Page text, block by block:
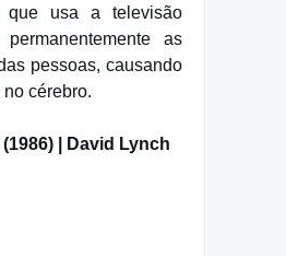
que usa a televisão
as
pessoas, causando
cérebro.
| David Lynch